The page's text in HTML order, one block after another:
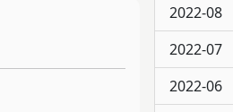
2022-08
2022-07
2022-06